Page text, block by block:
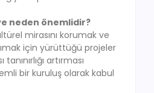
neden önemlidir?
mirasını korumak ve
için yürüttüğü projeler
artırması
bir kuruluş olarak kabul